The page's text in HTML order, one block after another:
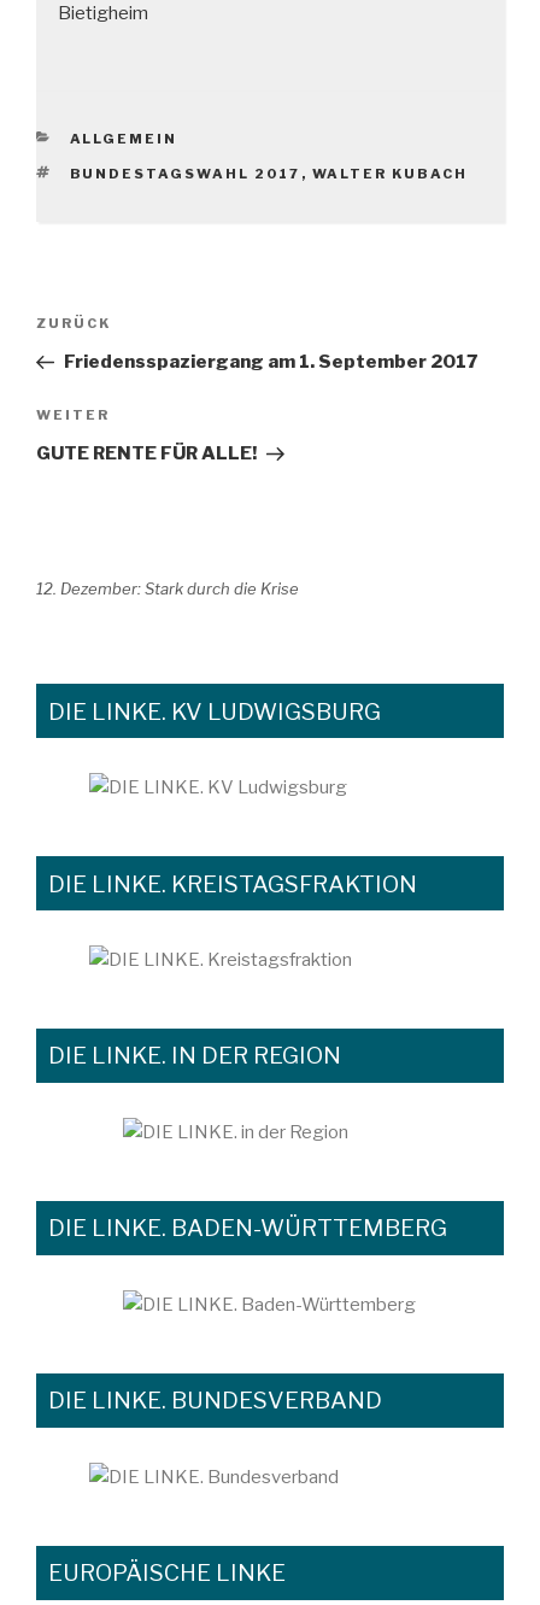
Bietigheim
KATEGORIEN
ALLGEMEIN
SCHLAGWÖRTER
BUNDESTAGSWAHL 2017 , WALTER KUBACH
Beitragsnavigation
Vorheriger
Beitrag
ZURÜCK
Friedensspaziergang am 1. September 2017
Nächster
Beitrag
WEITER
GUTE RENTE FÜR ALLE!
12. Dezember: Stark durch die Krise
DIE LINKE. KV LUDWIGSBURG
DIE LINKE. KREISTAGSFRAKTION
DIE LINKE. IN DER REGION
DIE LINKE. BADEN-WÜRTTEMBERG
DIE LINKE. BUNDESVERBAND
EUROPÄISCHE LINKE